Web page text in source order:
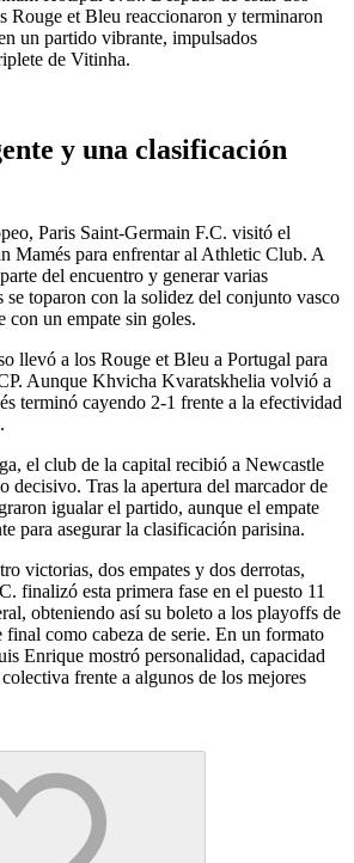
Rouge et Bleu reaccionaron y terminaron
un partido vibrante, impulsados
de Vitinha.
y una clasificación
Paris Saint-Germain F.C. visitó el
Mamés para enfrentar al Athletic Club. A
del encuentro y generar varias
se toparon con la solidez del conjunto vasco
con un empate sin goles.
llevó a los Rouge et Bleu a Portugal para
Aunque Khvicha Kvaratskhelia volvió a
terminó cayendo 2-1 frente a la efectividad
el club de la capital recibió a Newcastle
decisivo. Tras la apertura del marcador de
igualar el partido, aunque el empate
para asegurar la clasificación parisina.
victorias, dos empates y dos derrotas,
finalizó esta primera fase en el puesto 11
obteniendo así su boleto a los playoffs de
final como cabeza de serie. En un formato
Enrique mostró personalidad, capacidad
frente a algunos de los mejores